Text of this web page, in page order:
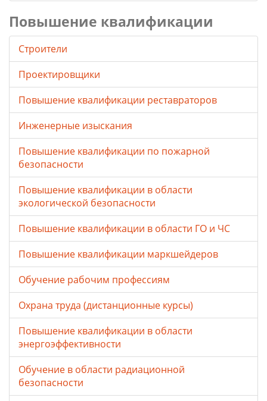
Повышение квалификации
Строители
Проектировщики
Повышение квалификации реставраторов
Инженерные изыскания
Повышение квалификации по пожарной
безопасности
Повышение квалификации в области
экологической безопасности
Повышение квалификации в области ГО и ЧС
Повышение квалификации маркшейдеров
Обучение рабочим профессиям
Охрана труда (дистанционные курсы)
Повышение квалификации в области
энергоэффективности
Обучение в области радиационной
безопасности